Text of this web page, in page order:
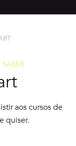
aos cursos de
quiser.